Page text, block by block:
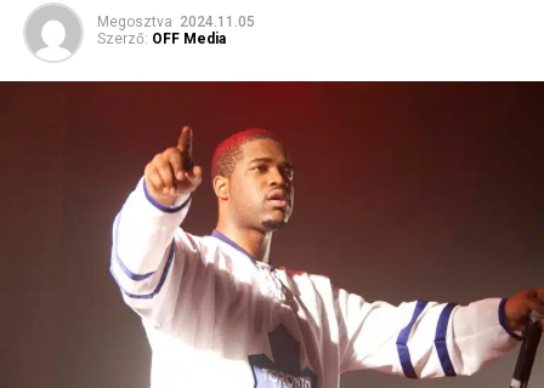
Megosztva 2024.11.05
Szerző: OFF Media